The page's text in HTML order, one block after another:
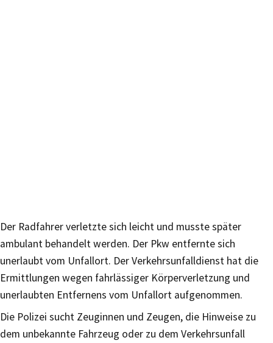
Der Radfahrer verletzte sich leicht und musste später
ambulant behandelt werden. Der Pkw entfernte sich
unerlaubt vom Unfallort. Der Verkehrsunfalldienst hat die
Ermittlungen wegen fahrlässiger Körperverletzung und
unerlaubten Entfernens vom Unfallort aufgenommen.
Die Polizei sucht Zeuginnen und Zeugen, die Hinweise zu
dem unbekannte Fahrzeug oder zu dem Verkehrsunfall